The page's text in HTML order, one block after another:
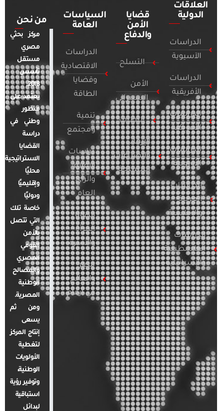
العلاقات
الدولية
الدراسات
الآسيوية
الدراسات
الأفريقية
الدراسات
الأمريكية
الدراسات
الأوروبية
الدراسات
العربية
والإقليمية
الدراسات
الفلسطينية
والإسرائيلية
قضايا
الأمن
والدفاع
التسلح
الأمن
السيبراني
التطرف
الإرهاب
والصراعات
المسلحة
السياسات
العامة
الدراسات
الاقتصادية
وقضايا
الطاقة
تنمية
ومجتمع
دراسات
الإعلام
والرأي
العام
قضايا
المرأة
والأسرة
مصر
والعالم
في أرقام
من نحن
مركز بحثي
مصري
مستقل
تأسس
2018.
يعتمد على
منظور
وطني في
دراسة
القضايا
الاستراتيجية
محليًا
وإقليميًا
ودوليًا
خاصة تلك
التي تتصل
بالأمن
القومي
المصري
والمصالح
الوطنية
المصرية.
ومن ثم
يسعى
إنتاج المركز
لتغطية
الأولويات
الوطنية،
وتوفير رؤية
استباقية
لبدائل